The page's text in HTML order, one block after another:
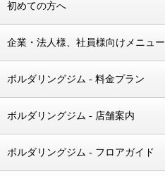
初めての方へ
企業・法人様、社員様向けメニュー
ボルダリングジム - 料金プラン
ボルダリングジム - 店舗案内
ボルダリングジム - フロアガイド